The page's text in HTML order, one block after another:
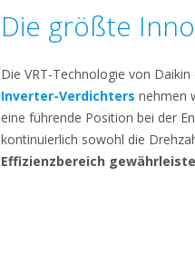
Die größte
Die VRT-Technologie von
Inverter-Verdichters nehmen
eine führende Position bei der
kontinuierlich sowohl die
Effizienzbereich